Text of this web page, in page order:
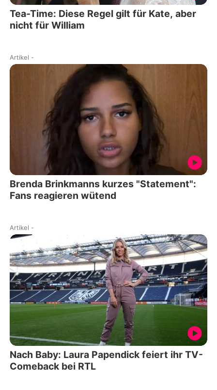
Tea-Time: Diese Regel gilt für Kate, aber
nicht für William
Artikel -
Brenda Brinkmanns kurzes "Statement":
Fans reagieren wütend
Artikel -
Nach Baby: Laura Papendick feiert ihr TV-
Comeback bei RTL